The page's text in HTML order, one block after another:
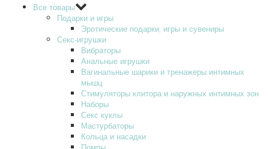
Все товары
Подарки и игры
Эротические подарки‚ игры и сувениры
Секс-игрушки
Вибраторы
Анальные игрушки
Вагинальные шарики и тренажеры интимных
мышц
Стимуляторы клитора и наружных интимных зон
Наборы
Секс куклы
Мастурбаторы
Кольца и насадки